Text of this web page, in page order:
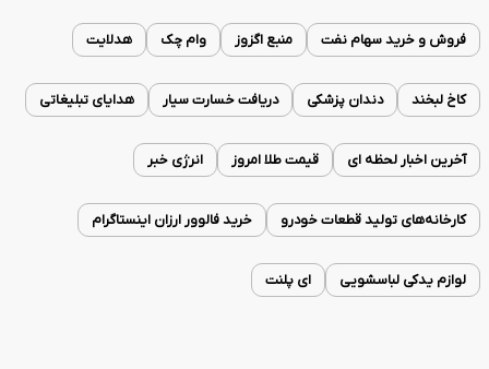
فروش و خرید سهام نفت منبع اگزوز وام چک هدلایت
کاخ لبخند دندان پزشکی دریافت خسارت سیار هدایای تبلیغاتی
آخرین اخبار لحظه ای قیمت طلا امروز انرژی خبر
کارخانه‌های تولید قطعات خودرو خرید فالوور ارزان اینستاگرام
لوازم یدکی لباسشویی ای پلنت